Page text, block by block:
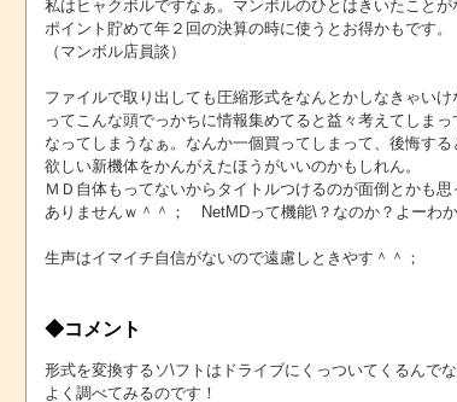
私はヒャクボルですなぁ。マンボルのひとはきいたことが
ポイント貯めて年２回の決算の時に使うとお得かもです。
（マンボル店員談）
ファイルで取り出しても圧縮形式をなんとかしなきゃいけ
ってこんな頭でっかちに情報集めてると益々考えてしまっ
なってしまうなぁ。なんか一個買ってしまって、後悔する
欲しい新機体をかんがえたほうがいいのかもしれん。
ＭＤ自体もってないからタイトルつけるのが面倒とかも思
ありませんｗ＾＾； NetMDって機能\？なのか？よーわか
生声はイマイチ自信がないので遠慮しときやす＾＾；
◆コメント
形式を変換するソ\フトはドライブにくっついてくるんで
よく調べてみるのです！